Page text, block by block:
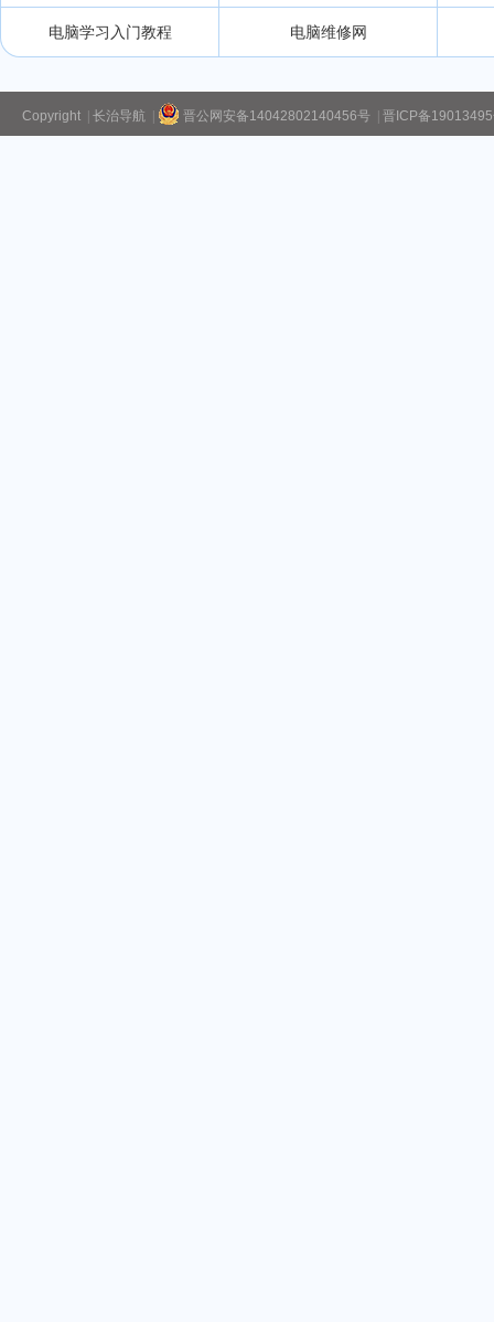
电脑学习入门教程 电脑维修网
Copyright | 长治导航 | 晋公网安备14042802140456号 | 晋ICP备